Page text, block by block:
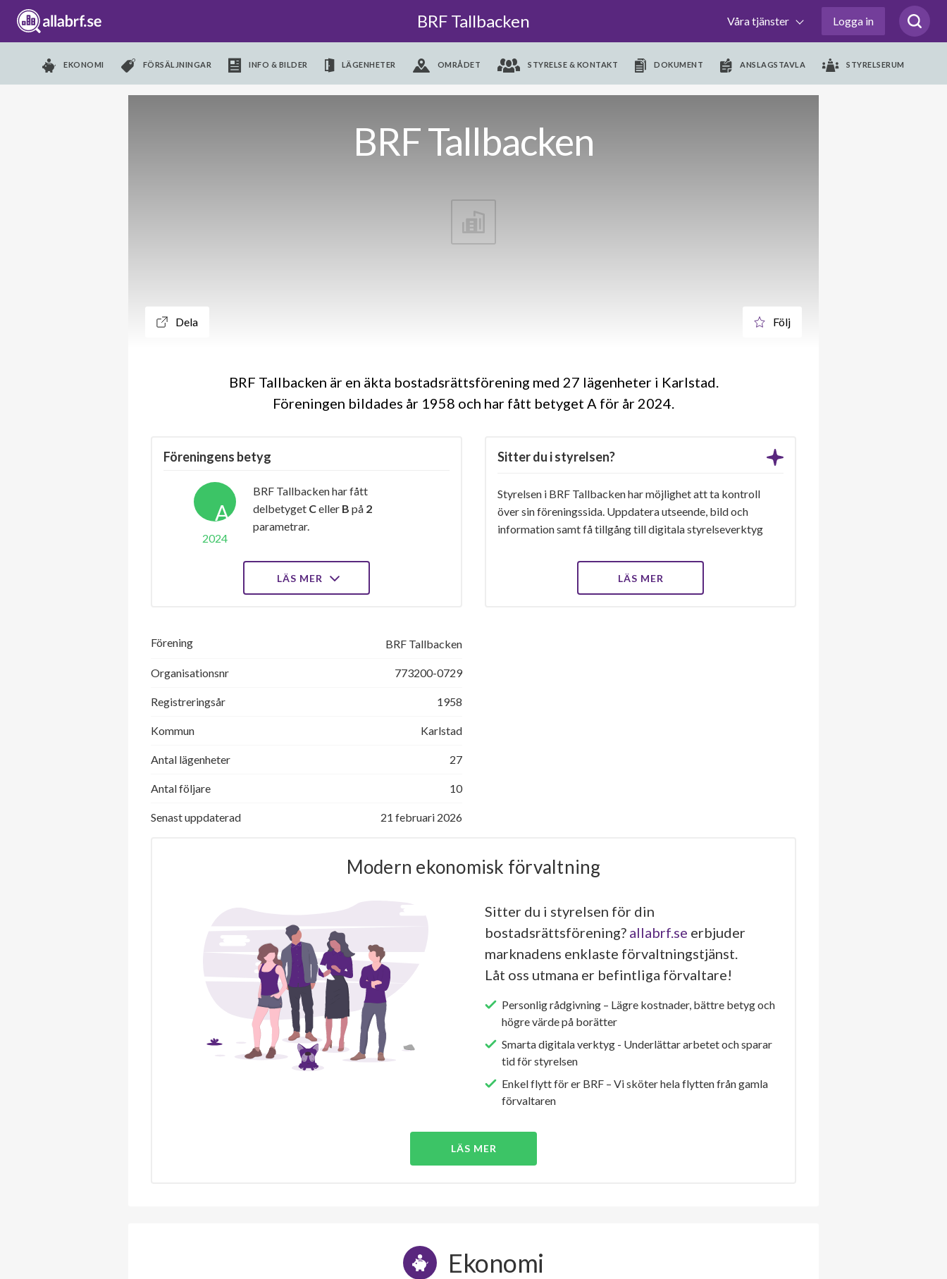
BRF Tallbacken Våra tjänster Logga in
EKONOMI FÖRSÄLJNINGAR INFO & BILDER LÄGENHETER OMRÅDET STYRELSE & KONTAKT DOKUMENT ANSLAGSTAVLA STYRELSERUM
BRF Tallbacken
Dela Följ
BRF Tallbacken är en äkta bostadsrättsförening med 27 lägenheter i Karlstad.
Föreningen bildades år 1958 och har fått betyget A för år 2024
Föreningens betyg
A
2024
BRF Tallbacken har fått
delbetyget Celler B på 2
parametrar.
LÄS MER
Sitter du i styrelsen?
Styrelsen i BRF Tallbacken har möjlighet att ta kontroll
över sin föreningssida. Uppdatera utseende, bild och
information samt få tillgång till digitala styrelseverktyg
LÄS MER
Förening BRF Tallbacken
Organisationsnr 773200-0729
Registreringsår 1958
Kommun Karlstad
Antal lägenheter 27
Antal följare 10
Senast uppdaterad 21 februari 2026
Modern ekonomisk förvaltning
Sitter du i styrelsen för din
bostadsrättsförening? allabrf.se erbjuder
marknadens enklaste förvaltningstjänst.
Låt oss utmana er befintliga förvaltare!
Personlig rådgivning – Lägre kostnader, bättre betyg och
högre värde på borätter
Smarta digitala verktyg - Underlättar arbetet och sparar
tid för styrelsen
Enkel flytt för er BRF – Vi sköter hela flytten från gamla
förvaltaren
LÄS MER
Ekonomi